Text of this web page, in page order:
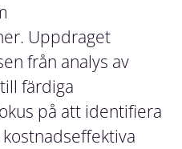
Uppdraget
från analys av
färdiga
på att identifiera